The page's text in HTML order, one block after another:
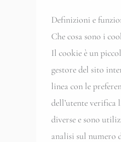
Definizioni e
Che cosa sono i
Il cookie è un
gestore del sito
linea con le
dell’utente verifica
diverse e sono
analisi sul numero